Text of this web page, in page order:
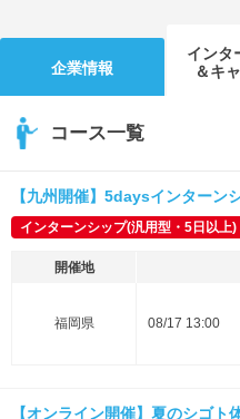
企業情報
インタ
＆キ
コース一覧
【九州開催】5daysインターン
インターンシップ(汎用型・5日以上)
開催地
福岡県 08/17 13:00
【オンライン開催】夏のシゴト